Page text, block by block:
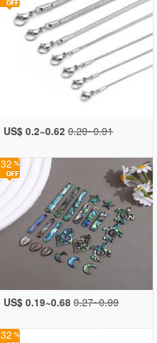
US$ 0.2~0.62 0.29~0.91
32
US$ 0.19~0.68 0.27~0.99
32